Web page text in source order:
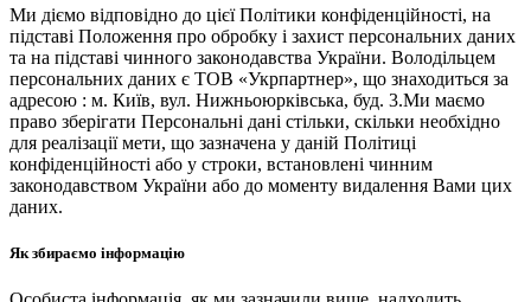
Ми діємо відповідно до цієї Політики конфіденційності, на
підставі Положення про обробку і захист персональних даних
та на підставі чинного законодавства України. Володільцем
персональних даних є ТОВ «Укрпартнер», що знаходиться за
адресою : м. Київ, вул. Нижньоюркiвська, буд. 3.Ми маємо
право зберігати Персональні дані стільки, скільки необхідно
для реалізації мети, що зазначена у даній Політиці
конфіденційності або у строки, встановлені чинним
законодавством України або до моменту видалення Вами цих
даних.
Як збираємо інформацію